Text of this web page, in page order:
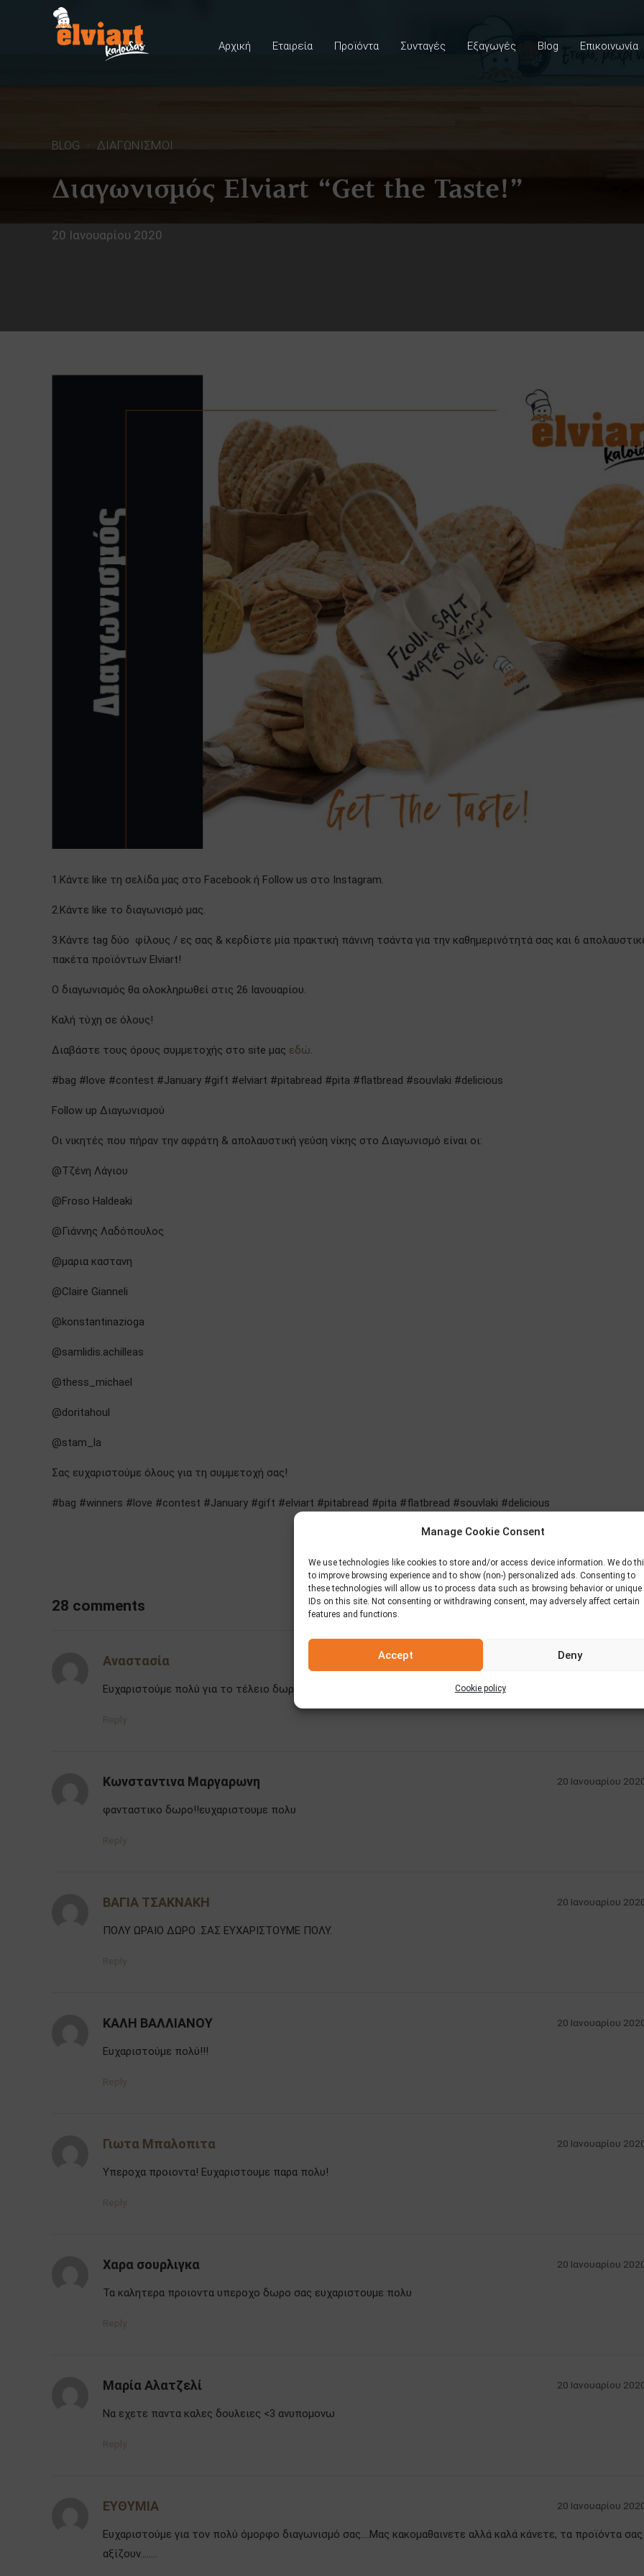
Manage Cookie Consent
We use technologies like cookies to store and/or access device information. We do
to improve browsing experience and to show (non-) personalized ads. Consenting to
these technologies will allow us to process data such as browsing behavior or unique
IDs on this site. Not consenting or withdrawing consent, may adversely affect certain
features and functions.
Accept Deny
Cookie policy
Αρχική Εταιρεία Προϊόντα Συνταγές Εξαγωγές Blog Επικοινωνία
BLOG ΔΙΑΓΩΝΙΣΜΟΙ
Διαγωνισμός Elviart “Get the Taste!”
20 Ιανουαρίου 2020
1.Κάντε like τη σελίδα μας στο Facebook ή Follow us στο Instagram.
2.Κάντε like το διαγωνισμό μας.
3.Κάντε tag δύο φίλους / ες σας & κερδίστε μία πρακτική πάνινη τσάντα για την καθημερινότητά σας και 6
πακέτα προϊόντων Elviart!
Ο διαγωνισμός θα ολοκληρωθεί στις 26 Ιανουαρίου.
Καλή τύχη σε όλους!
Διαβάστε τους όρους συμμετοχής στο site μας εδώ.
#bag #love #cοntest #January #gift #elviart #pitabread #pita #flatbread #souvlaki #delicious
Follow up Διαγωνισμού
Οι νικητές που πήραν την αφράτη & απολαυστική γεύση νίκης στο Διαγωνισμό είναι οι:
@Τζένη Λάγιου
@Froso Haldeaki
@Γιάννης Λαδόπουλος
@μαρια καστανη
@Claire Gianneli
@konstantinazioga
@samlidis.achilleas
@thess_michael
@doritahoul
@stam_la
Σας ευχαριστούμε όλους για τη συμμετοχή σας!
#bag #winners #love #cοntest #January #gift #elviart #pitabread #pita #flatbread #souvlaki #delicious
28 comments
Αναστασία 20 Ιανουαρίου
Ευχαριστούμε πολύ για το τέλειο δωράκι!! Μας αρέσουν πολύ τα προϊόντα σας!!
Reply
Κωνσταντινα Μαργαρωνη 20 Ιανουαρίου
φανταστικο δωρο!!ευχαριστουμε πολυ
Reply
ΒΑΓΙΑ ΤΣΑΚΝΑΚΗ 20 Ιανουαρίου
ΠΟΛΥ ΩΡΑΙΟ ΔΩΡΟ .ΣΑΣ ΕΥΧΑΡΙΣΤΟΥΜΕ ΠΟΛΥ.
Reply
ΚΑΛΗ ΒΑΛΛΙΑΝΟΥ 20 Ιανουαρίου
Ευχαριστούμε πολύ!!!
Reply
Γιωτα Μπαλοπιτα 20 Ιανουαρίου
Υπεροχα προιοντα! Ευχαριστουμε παρα πολυ!
Reply
Χαρα σουρλιγκα 20 Ιανουαρίου
Τα καλητερα προιοντα υπεροχο δωρο σας ευχαριστουμε πολυ
Reply
Μαρία Αλατζελί 20 Ιανουαρίου
Να εχετε παντα καλες δουλειες <3 ανυπομονω
Reply
ΕΥΘΥΜΙΑ 20 Ιανουαρίου
Ευχαριστούμε για τον πολύ όμορφο διαγωνισμό σας….Μας κακομαθαινετε αλλά καλά κάνετε, τα προϊόντα σας
αξίζουν……..